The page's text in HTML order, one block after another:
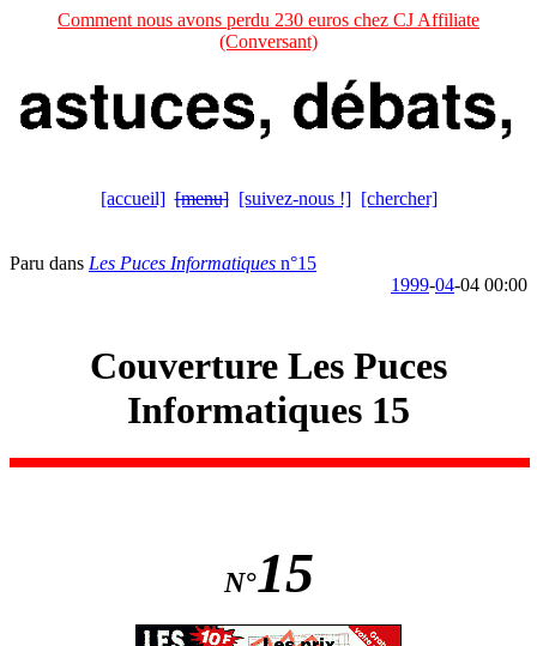
Comment nous avons perdu 230 euros chez CJ Affiliate
(Conversant)
[accueil] [menu] [suivez-nous !] [chercher]
Paru dans Les Puces Informatiques n°15
1999-04-04 00:00
Couverture Les Puces
Informatiques 15
N°15